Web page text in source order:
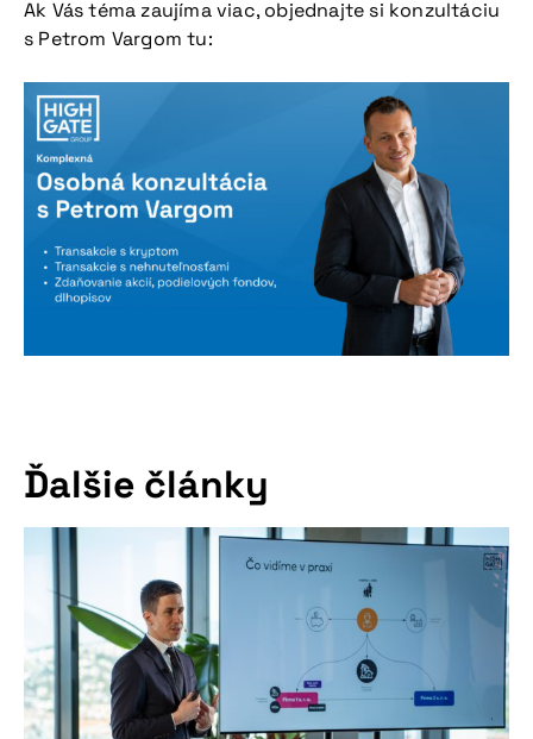
Ak Vás téma zaujíma viac, objednajte si konzultáciu
s Petrom Vargom tu:
Ďalšie články